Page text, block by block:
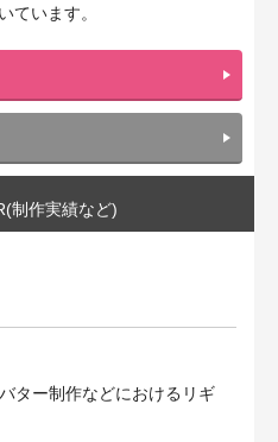
ています。
制作実績など)
ター制作などにおけるリギ